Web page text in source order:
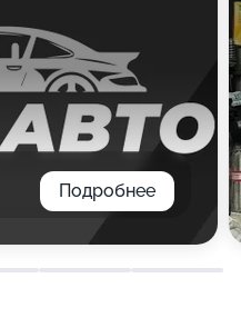
Подробнее